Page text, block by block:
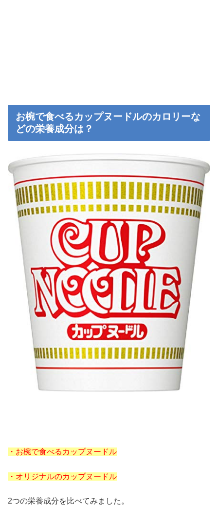
お椀で食べるカップヌードルのカロリーな
どの栄養成分は？
・お椀で食べるカップヌードル
・オリジナルのカップヌードル
2つの栄養成分を比べてみました。